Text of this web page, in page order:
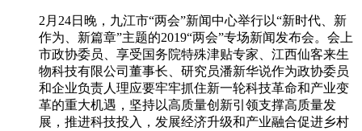
2月24日晚，九江市“两会”新闻中心举行以“新时代、新
作为、新篇章”主题的2019“两会”专场新闻发布会。会上
市政协委员、享受国务院特殊津贴专家、江西仙客来生
物科技有限公司董事长、研究员潘新华说作为政协委员
和企业负责人理应要牢牢抓住新一轮科技革命和产业变
革的重大机遇，坚持以高质量创新引领支撑高质量发
展，推进科技投入，发展经济升级和产业融合促进乡村